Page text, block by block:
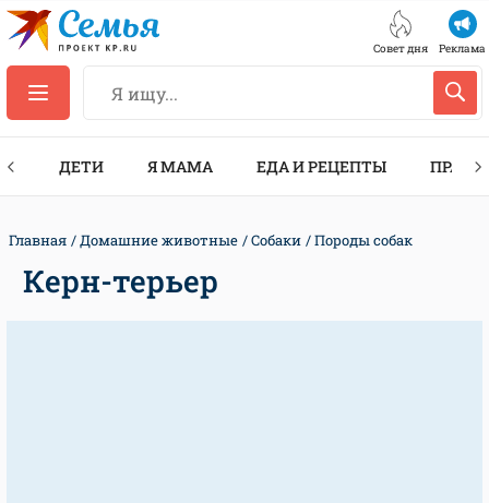
Совет дня Реклама
ДЕТИ Я МАМА ЕДА И РЕЦЕПТЫ
Главная Домашние животные Собаки Породы собак
Керн-терьер